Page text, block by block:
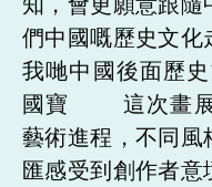
們中國嘅歷史文
我哋中國後面歷
國寶 這次畫展
藝術進程，不同
匯感受到創作者